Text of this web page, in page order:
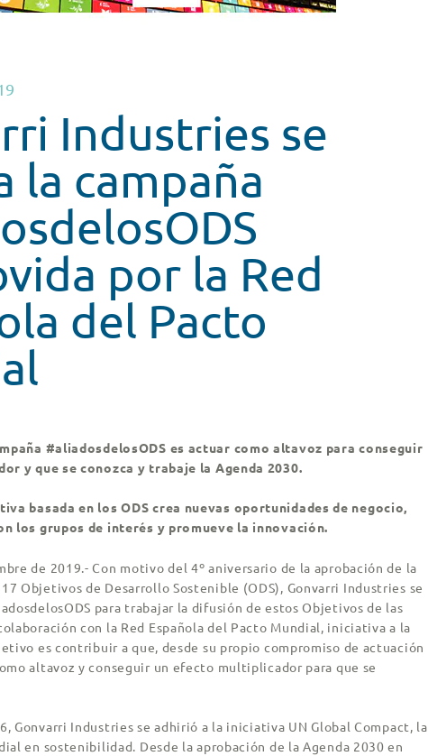
Industries se
la campaña
por la Red
del Pacto
#aliadosdelosODS es actuar como altavoz para conseguir
y que se conozca y trabaje la Agenda 2030.
basada en los ODS crea nuevas oportunidades de negocio,
los grupos de interés y promueve la innovación.
de 2019.- Con motivo del 4º aniversario de la aprobación de la
Objetivos de Desarrollo Sostenible (ODS), Gonvarri Industries se
para trabajar la difusión de estos Objetivos de las
con la Red Española del Pacto Mundial, iniciativa a la
es contribuir a que, desde su propio compromiso de actuación
altavoz y conseguir un efecto multiplicador para que se
Gonvarri Industries se adhirió a la iniciativa UN Global Compact, la
en sostenibilidad. Desde la aprobación de la Agenda 2030 en